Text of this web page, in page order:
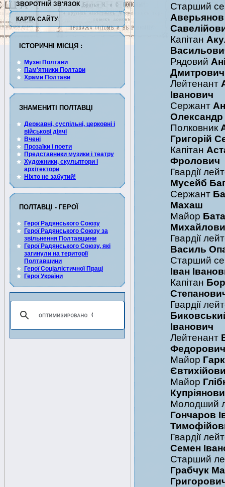
ЗВОРОТНІЙ ЗВ'ЯЗОК
КАРТА САЙТУ
ІСТОРИЧНІ МІСЦЯ :
Музеї Полтави
Пам'ятники Полтави
Храми Полтави
ЗНАМЕНИТІ ПОЛТАВЦІ
Державні, суспільні, церковні і
військові діячі
Вчені
Прозаїки і поети
Представники музики і театру
Художники, скульптори і
архітектори
Ніхто не забутий!
ПОЛТАВЦІ - ГЕРОЇ
Герої Радянського Союзу
Герої Радянського Союзу за
звільнення Полтавщини
Герої Радянського Союзу, які
загинули на території
Полтавщини
Герої Соціалістичної Праці
Герої України
Старший
Капітан
Рядовий
Дмитрович
Лейтенант
Іванович
Сержант
Полковник
Григорій
Капітан
Фролович
Гвардії
Мусейб
Сержант
Махаш
Майор
Гвардії
Василь
Старший
Іван
Капітан
Гвардії
Іванович
Лейтенант
Федорович
Майор
Майор
Молодший
Гончаров
Гвардії
Семен
Старший
Грабчук